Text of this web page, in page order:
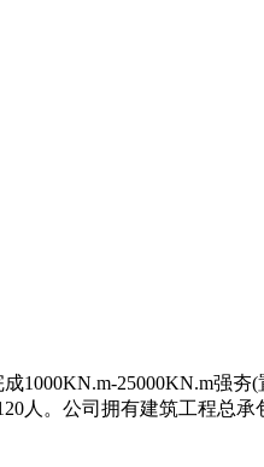
25000KN.m强
人。公司拥有建筑工程总承